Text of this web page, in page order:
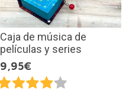
Caja de música de
películas y series
9,95€